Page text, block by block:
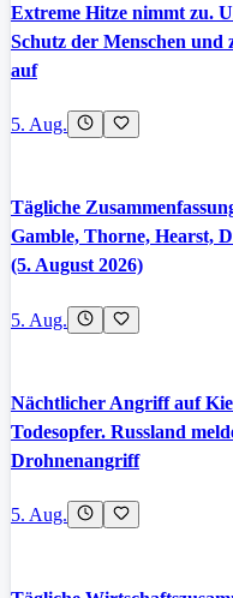
Extreme Hitze nimmt zu.
Schutz der Menschen und
auf
5. Aug.
Tägliche
Gamble, Thorne, Hearst,
(5. August 2026)
5. Aug.
Nächtlicher Angriff auf
Todesopfer. Russland
Drohnenangriff
5. Aug.